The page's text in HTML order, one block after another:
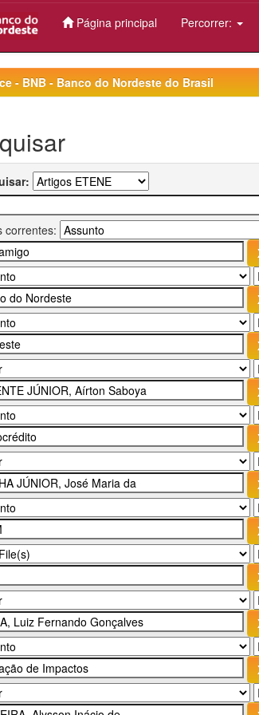
Página principal Percorrer:
- BNB - Banco do Nordeste do Brasil
correntes: